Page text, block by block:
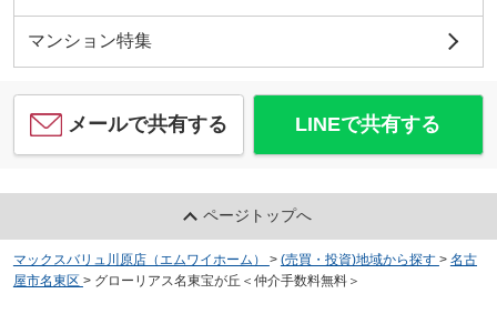
マンション特集
メールで共有する LINEで共有する
ページトップへ
マックスバリュ川原店（エムワイホーム） > (売買・投資)地域から探す > 名古
屋市名東区 > グローリアス名東宝が丘＜仲介手数料無料＞